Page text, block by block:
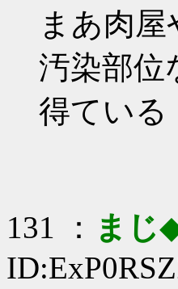
まあ肉
汚染部位
得ている
131 ： まじ